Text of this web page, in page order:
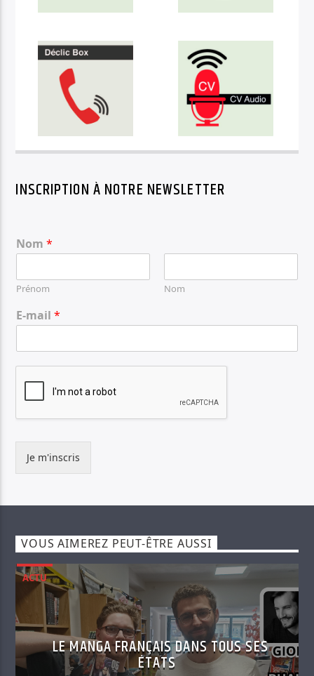
INSCRIPTION À NOTRE NEWSLETTER
Nom*
Prénom Nom
E-mail*
Je m'inscris
VOUS AIMEREZ PEUT-ÊTRE AUSSI
ACTU
LE MANGA FRANÇAIS DANS TOUS SES
ÉTATS